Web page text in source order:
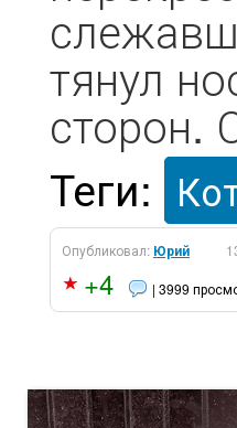
тянул
сторон.
Теги:
Опубликовал: Юрий
+4 | 3999